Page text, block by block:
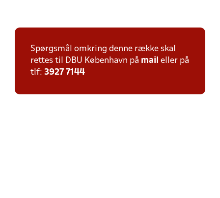
Spørgsmål omkring denne række skal
rettes til DBU København på mail eller på
tlf: 3927 7144